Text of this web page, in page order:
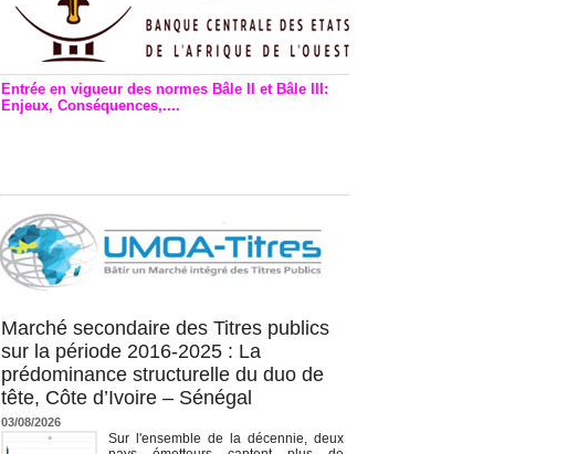
Entrée en vigueur des normes Bâle II et Bâle III:
Enjeux, Conséquences,....
Marché secondaire des Titres publics
sur la période 2016-2025 : La
prédominance structurelle du duo de
tête, Côte d’Ivoire – Sénégal
03/08/2026
Sur l'ensemble de la décennie, deux